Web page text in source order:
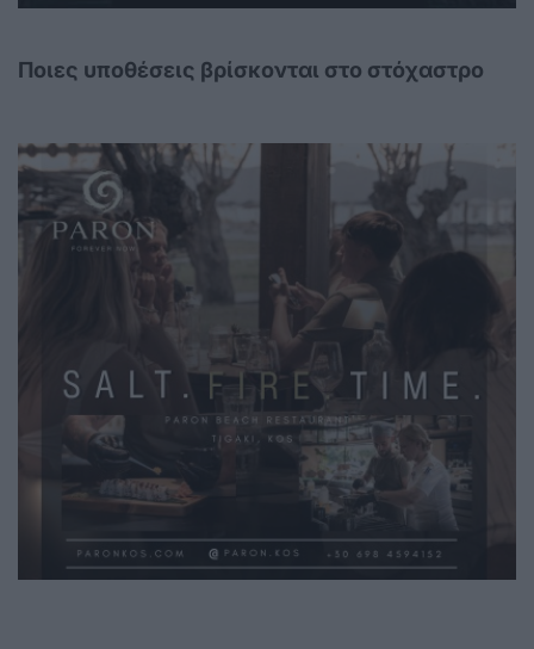
Ποιες υποθέσεις βρίσκονται στο στόχαστρο